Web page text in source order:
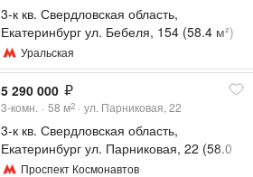
3-к кв. Свердловская область,
Екатеринбург ул. Бебеля, 154 (58.4 м²)
Уральская
5 290 000
3-комн. 58 м2 ул. Парниковая, 22
3-к кв. Свердловская область,
Екатеринбург ул. Парниковая, 22 (58.0
м²) Проспект Космонавтов